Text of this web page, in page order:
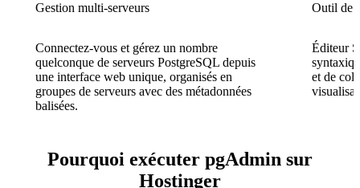
Gestion multi-serveurs
Connectez-vous et gérez un nombre
quelconque de serveurs PostgreSQL depuis
une interface web unique, organisés en
groupes de serveurs avec des métadonnées
balisées.
Outil de
Éditeur
et de
Pourquoi exécuter pgAdmin sur
Hostinger